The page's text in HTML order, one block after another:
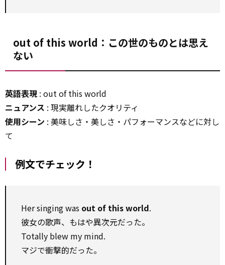
out of this world：この世のものとは思え
ない
英語表現 : out of this world
ニュアンス : 現実離れしたクオリティ
使用シーン : 美味しさ・美しさ・パフォーマンスなどに対し
て
例文でチェック！
Her singing was out of this world.
彼女の歌声、もはや異次元だった。
Totally blew my mind.
マジで衝撃的だった。